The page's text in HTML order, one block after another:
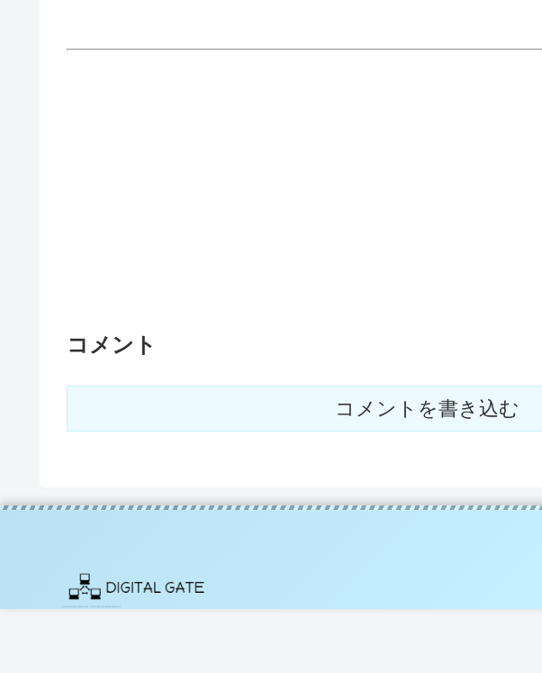
コメント
コメントを書き込む